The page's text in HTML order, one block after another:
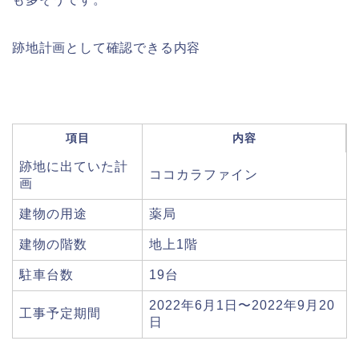
跡地計画として確認できる内容
項目 内容
跡地に出ていた計
画
ココカラファイン
建物の用途 薬局
建物の階数 地上1階
駐車台数 19台
工事予定期間
2022年6月1日〜2022年9月20
日